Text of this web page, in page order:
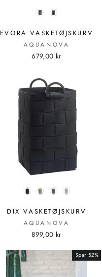
EVORA VASKETØJSKURV
AQUANOVA
679,00 kr
DIX VASKETØJSKURV
AQUANOVA
899,00 kr
Spar 52%